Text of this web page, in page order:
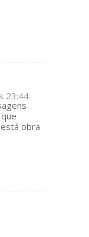
23:44
obra